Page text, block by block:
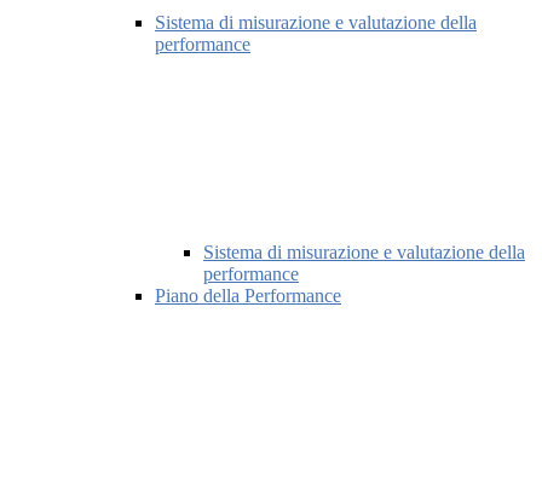
Sistema di misurazione e valutazione della
performance
Sistema di misurazione e valutazione della
performance
Piano della Performance